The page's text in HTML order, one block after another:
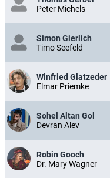
Peter Michels
Simon Gierlich
Timo Seefeld
Winfried Glatzeder
Elmar Priemke
Sohel Altan Gol
Devran Alev
Robin Gooch
Dr. Mary Wagner